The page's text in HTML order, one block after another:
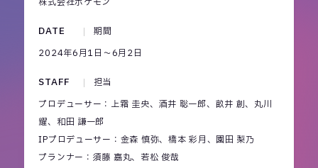
DATE
期間
2024年6月1日～6月2日
STAFF
担当
プロデューサー：上霜 圭央、酒井 聡一郎、畝井 創、丸川
耀、和田 謙一郎
IPプロデューサー：金森 慎弥、橋本 彩月、園田 梨乃
プランナー：須藤 嘉丸、若松 俊哉